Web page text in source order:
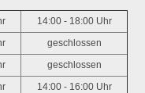
14:00 - 18:00 Uhr
geschlossen
geschlossen
14:00 - 16:00 Uhr